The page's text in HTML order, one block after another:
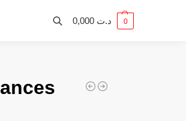
0,000 د.ت 0